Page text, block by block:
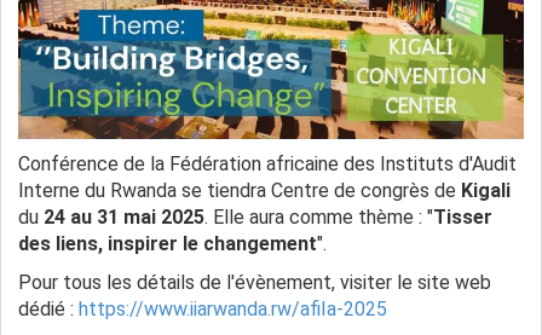
Conférence de la Fédération africaine des Instituts d'Audit
Interne du Rwanda se tiendra Centre de congrès de Kigali
du 24 au 31 mai 2025. Elle aura comme thème : "Tisser
des liens, inspirer le changement".
Pour tous les détails de l'évènement, visiter le site web
dédié : https://www.iiarwanda.rw/afiIa-2025